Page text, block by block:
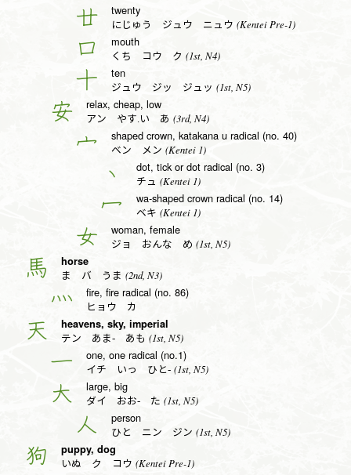
廿 twenty
にじゅう ジュウ ニュウ (Kentei Pre-1)
口 mouth
くち コウ ク (1st, N4)
十 ten
ジュウ ジッ ジュッ (1st, N5)
安 relax, cheap, low
アン やす.い あ (3rd, N4)
宀 shaped crown, katakana u radical (no. 40)
ベン メン (Kentei 1)
丶 dot, tick or dot radical (no. 3)
チュ (Kentei 1)
冖 wa-shaped crown radical (no. 14)
ベキ (Kentei 1)
女 woman, female
ジョ おんな め (1st, N5)
馬 horse
ま バ うま (2nd, N3)
灬 fire, fire radical (no. 86)
ヒョウ カ
天 heavens, sky, imperial
テン あま- あも (1st, N5)
一 one, one radical (no.1)
イチ いっ ひと- (1st, N5)
大 large, big
ダイ おお- た (1st, N5)
人 person
ひと ニン ジン (1st, N5)
狗 puppy, dog
いぬ ク コウ (Kentei Pre-1)